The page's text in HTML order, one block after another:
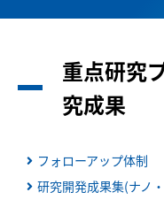
館
科学
重点研究
究成果
フォローアップ体制
研究開発成果集(ナノ